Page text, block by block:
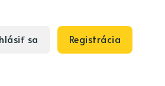
sa Registrácia